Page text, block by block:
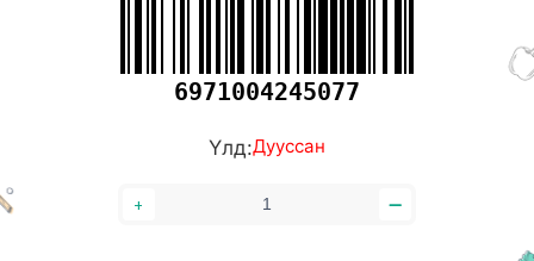
6971004245077
Үлд:Дууссан